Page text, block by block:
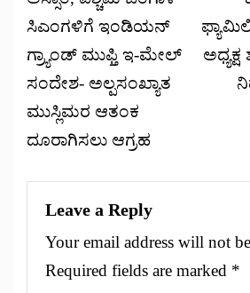
ಸಿಎಂಗಳಿಗೆ ಇಂಡಿಯನ್
ಗ್ರ್ಯಾಂಡ್ ಮುಫ್ತಿ ಇ-ಮೇಲ್
ಸಂದೇಶ- ಅಲ್ಪಸಂಖ್ಯಾತ
ಮುಸ್ಲಿಮರ ಆತಂಕ
ದೂರಾಗಿಸಲು ಆಗ್ರಹ
Leave a Reply
Your email address will not
Required fields are marked *